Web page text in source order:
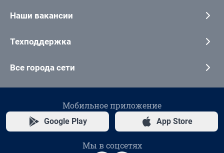
Наши вакансии
Техподдержка
Все города сети
Мобильное приложение
Google Play App Store
Мы в соцсетях